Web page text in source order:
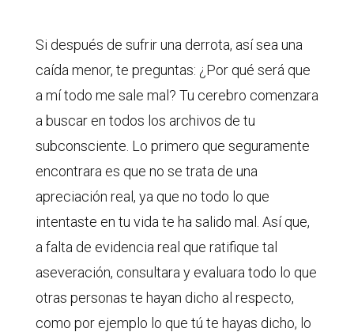
Si después de sufrir una derrota, así sea una
caída menor, te preguntas: ¿Por qué será que
a mí todo me sale mal? Tu cerebro comenzara
a buscar en todos los archivos de tu
subconsciente. Lo primero que seguramente
encontrara es que no se trata de una
apreciación real, ya que no todo lo que
intentaste en tu vida te ha salido mal. Así que,
a falta de evidencia real que ratifique tal
aseveración, consultara y evaluara todo lo que
otras personas te hayan dicho al respecto,
como por ejemplo lo que tú te hayas dicho, lo